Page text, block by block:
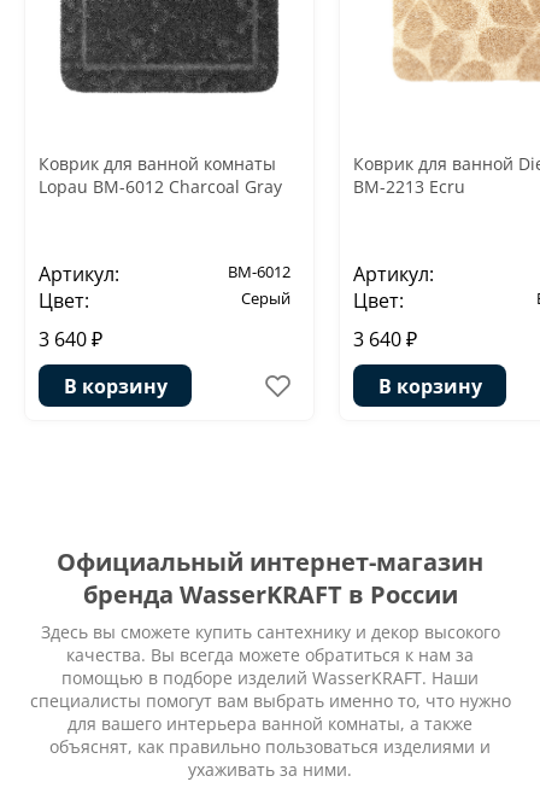
Коврик для ванной комнаты
Lopau BM-6012 Charcoal Gray
Артикул: BM-6012
Цвет: Серый
3 640 ₽
В корзину
Коврик для ванной
BM-2213 Ecru
Артикул:
Цвет:
3 640 ₽
В корзину
Официальный интернет-магазин
бренда WasserKRAFT в России
Здесь вы сможете купить сантехнику и декор высокого
качества. Вы всегда можете обратиться к нам за
помощью в подборе изделий WasserKRAFT. Наши
специалисты помогут вам выбрать именно то, что нужно
для вашего интерьера ванной комнаты, а также
объяснят, как правильно пользоваться изделиями и
ухаживать за ними.